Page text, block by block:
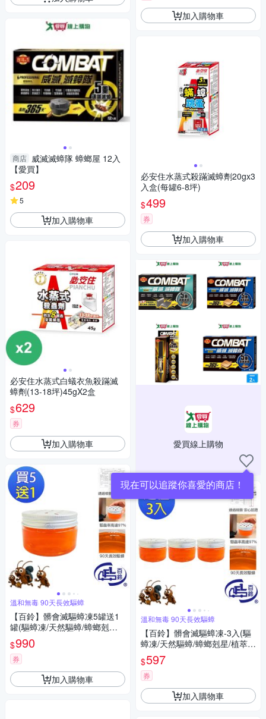
商店 威滅滅蟑隊 蟑螂屋 12入
【愛買】
$209
5
加入購物車
必安住水蒸式白蟻衣魚殺蹣滅
蟑劑(13-18坪)45gX2盒
$629
券
加入購物車
溫和無毒 90天長效驅蟑
【百鈴】髒會滅驅蟑凍5罐送1
罐(驅蟑凍/天然驅蟑/蟑螂剋星/
植萃驅蟑/居家驅蟑/驅蟑神器)
$990
券
加入購物車
加入購物車
必安住水蒸式殺蹣滅蟑劑20gx3
入盒(每罐6-8坪)
$499
券
加入購物車
愛買線上購物
現在可以追蹤你喜愛的商店！
溫和無毒 90天長效驅蟑
【百鈴】髒會滅驅蟑凍-3入(驅
蟑凍/天然驅蟑/蟑螂剋星/植萃驅
蟑/居家驅蟑/驅蟑神器)
$597
券
加入購物車